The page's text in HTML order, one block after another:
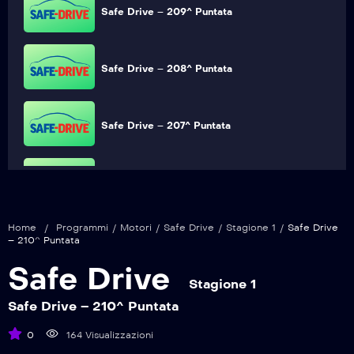
Safe Drive – 209^ Puntata
Safe Drive – 208^ Puntata
Safe Drive – 207^ Puntata
Home / Programmi / Motori / Safe Drive / Stagione 1 / Safe Drive
– 210^ Puntata
Safe Drive
Stagione 1
Safe Drive – 210^ Puntata
0 164 Visualizzazioni